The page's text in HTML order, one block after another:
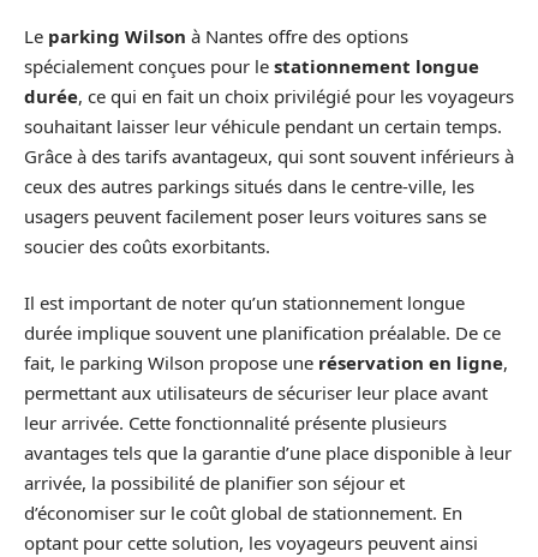
Le parking Wilson à Nantes offre des options
spécialement conçues pour le stationnement longue
durée, ce qui en fait un choix privilégié pour les voyageurs
souhaitant laisser leur véhicule pendant un certain temps.
Grâce à des tarifs avantageux, qui sont souvent inférieurs à
ceux des autres parkings situés dans le centre-ville, les
usagers peuvent facilement poser leurs voitures sans se
soucier des coûts exorbitants.
Il est important de noter qu’un stationnement longue
durée implique souvent une planification préalable. De ce
fait, le parking Wilson propose une réservation en ligne,
permettant aux utilisateurs de sécuriser leur place avant
leur arrivée. Cette fonctionnalité présente plusieurs
avantages tels que la garantie d’une place disponible à leur
arrivée, la possibilité de planifier son séjour et
d’économiser sur le coût global de stationnement. En
optant pour cette solution, les voyageurs peuvent ainsi